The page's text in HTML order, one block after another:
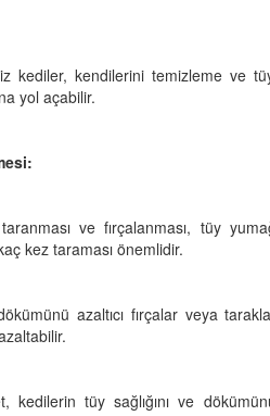
kediler, kendilerini temizleme ve
yol açabilir.
ve fırçalanması, tüy
kez taraması önemlidir.
azaltıcı fırçalar veya
kedilerin tüy sağlığını ve
Evrimsel Bir